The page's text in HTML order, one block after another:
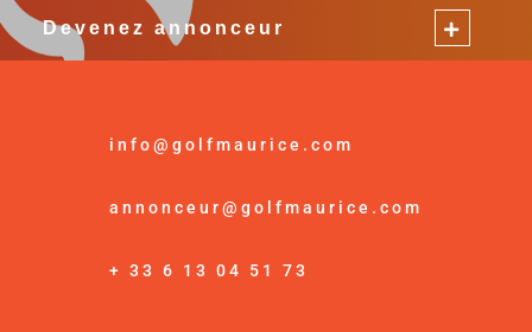
Devenez annonceur
info@golfmaurice.com
annonceur@golfmaurice.com
+ 33 6 13 04 51 73